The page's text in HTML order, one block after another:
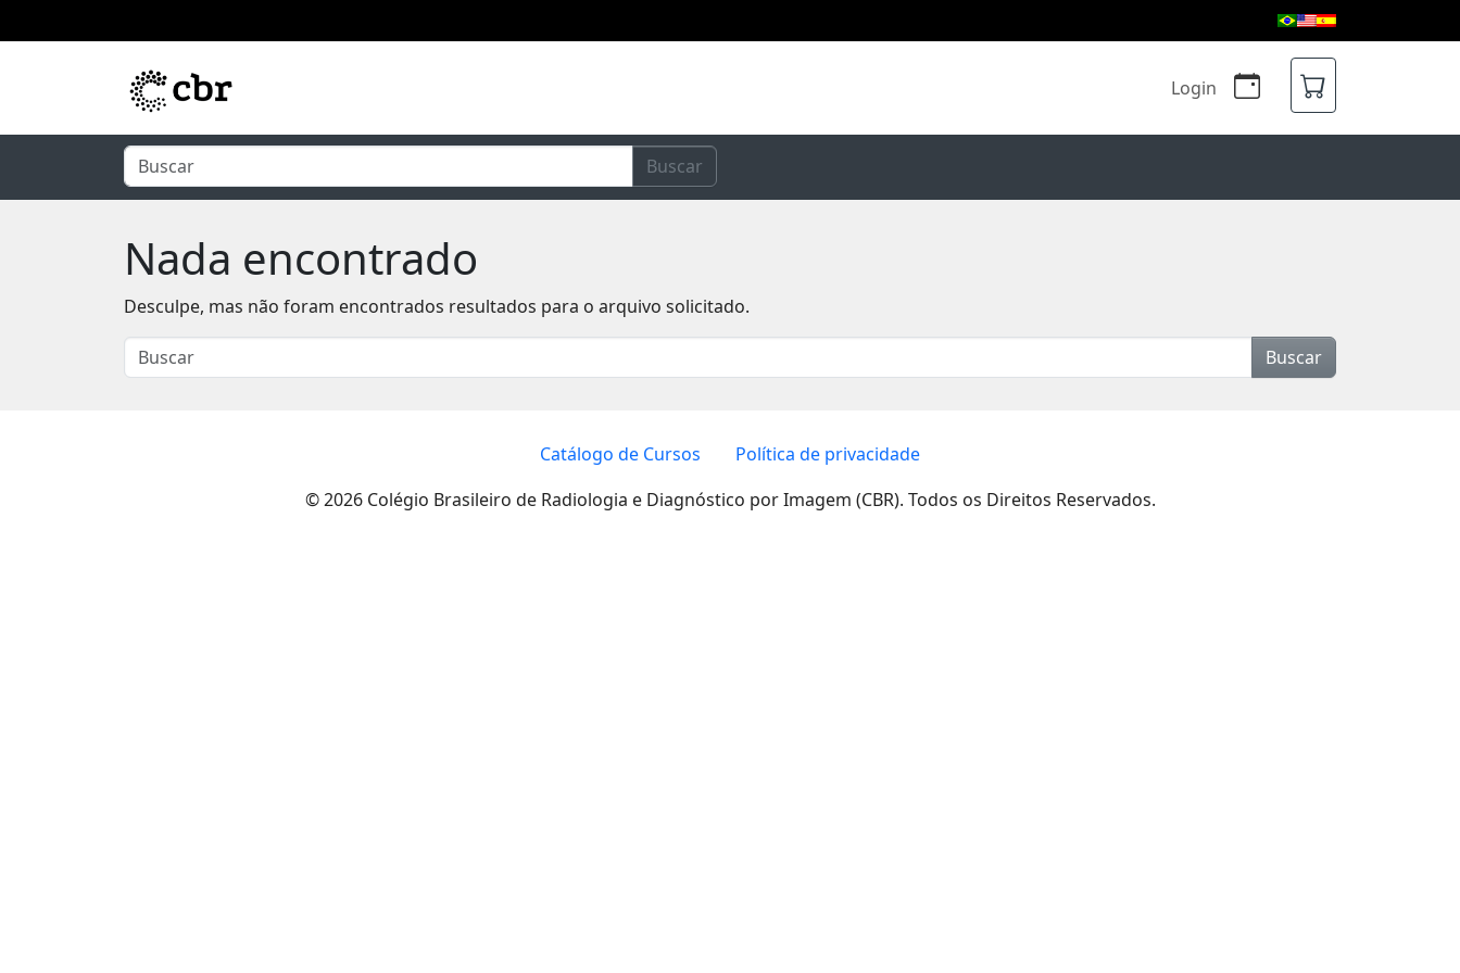
Login
Buscar
Nada encontrado
Desculpe, mas não foram encontrados resultados para o arquivo solicitado.
Buscar
Catálogo de Cursos
Política de privacidade
© 2026 Colégio Brasileiro de Radiologia e Diagnóstico por Imagem (CBR). Todos os Direitos Reservados.